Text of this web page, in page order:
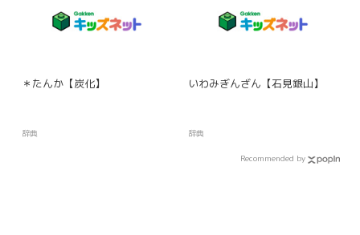
＊たんか【炭化】
辞典
いわみぎんざん【石見銀山】
辞典
Recommended by